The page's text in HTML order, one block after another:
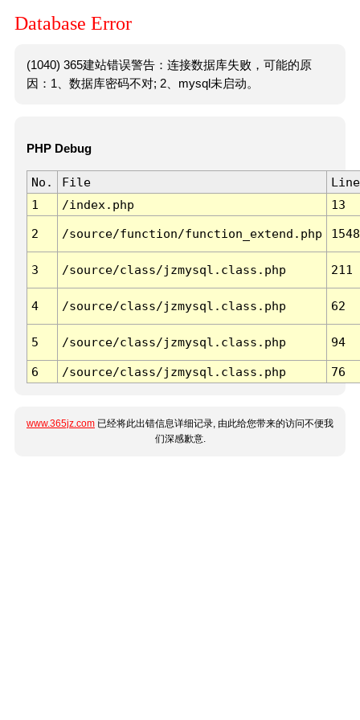
Database Error
(1040) 365建站错误警告：连接数据库失败，可能的原
因：1、数据库密码不对; 2、mysql未启动。
PHP Debug
No. File
Line
1
/index.php 13
2 /source/function/function_extend.php 1548
3 /source/class/jzmysql.class.php 211
4 /source/class/jzmysql.class.php 62
5 /source/class/jzmysql.class.php 94
6 /source/class/jzmysql.class.php 76
www.365jz.com 已经将此出错信息详细记录, 由此给您带来的访问不便我
们深感歉意.